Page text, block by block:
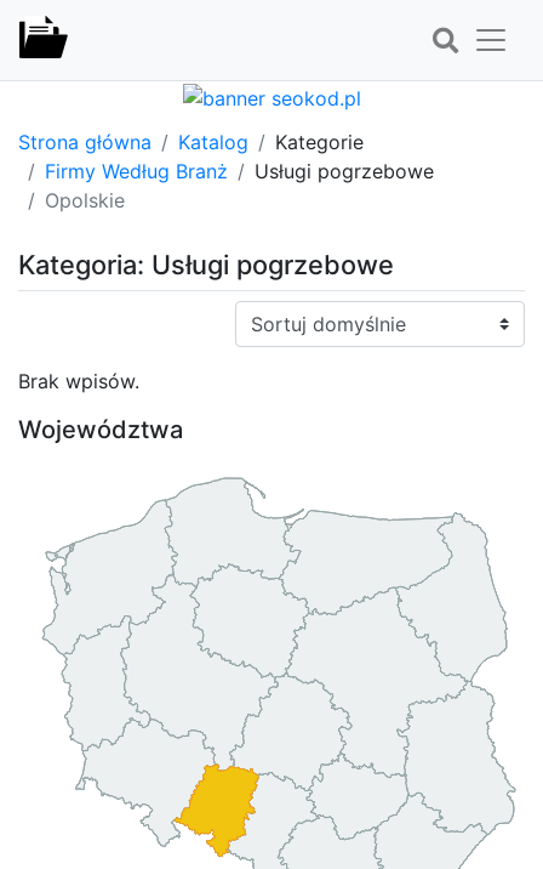
Strona główna Katalog
Kategorie
Firmy Według Branż
Usługi pogrzebowe
Opolskie
Kategoria: Usługi pogrzebowe
Sortuj:
Brak wpisów.
Województwa